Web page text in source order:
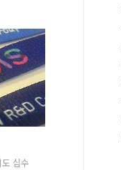
않으시
서 아래
립니다.
of-
vote:
선택
십수